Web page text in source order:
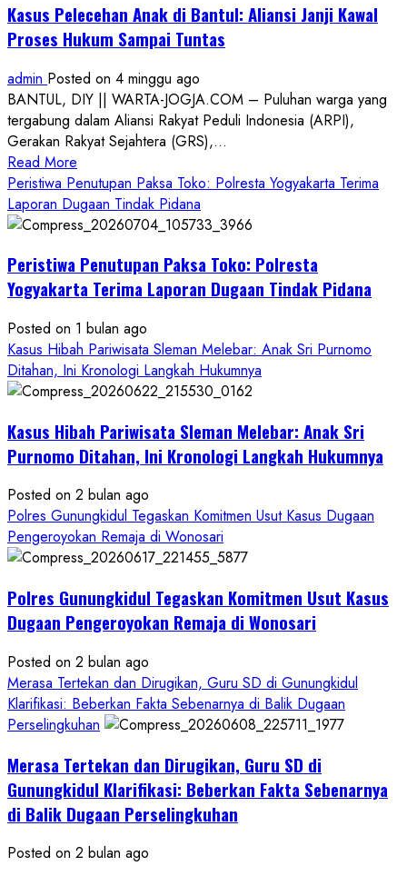
Kasus Pelecehan Anak di Bantul: Aliansi Janji Kawal
Proses Hukum Sampai Tuntas
admin Posted on 4 minggu ago
BANTUL, DIY || WARTA-JOGJA.COM – Puluhan warga yang
tergabung dalam Aliansi Rakyat Peduli Indonesia (ARPI),
Gerakan Rakyat Sejahtera (GRS),...
Read More
more
about
Kasus
Anak
di
Aliansi
Janji
Kawal
Proses
Sampai
Tuntas
Peristiwa Penutupan Paksa Toko: Polresta Yogyakarta Terima
Laporan Dugaan Tindak Pidana
Peristiwa Penutupan Paksa Toko: Polresta
Yogyakarta Terima Laporan Dugaan Tindak Pidana
Posted on 1 bulan ago
Kasus Hibah Pariwisata Sleman Melebar: Anak Sri Purnomo
Ditahan, Ini Kronologi Langkah Hukumnya
Kasus Hibah Pariwisata Sleman Melebar: Anak Sri
Purnomo Ditahan, Ini Kronologi Langkah Hukumnya
Posted on 2 bulan ago
Polres Gunungkidul Tegaskan Komitmen Usut Kasus Dugaan
Pengeroyokan Remaja di Wonosari
Polres Gunungkidul Tegaskan Komitmen Usut Kasus
Dugaan Pengeroyokan Remaja di Wonosari
Posted on 2 bulan ago
Merasa Tertekan dan Dirugikan, Guru SD di Gunungkidul
Klarifikasi: Beberkan Fakta Sebenarnya di Balik Dugaan
Perselingkuhan
Merasa Tertekan dan Dirugikan, Guru SD di
Gunungkidul Klarifikasi: Beberkan Fakta Sebenarnya
di Balik Dugaan Perselingkuhan
Posted on 2 bulan ago